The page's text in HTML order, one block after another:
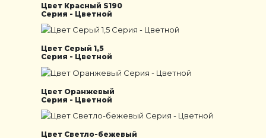
Цвет Красный S190
Серия - Цветной
Цвет Серый 1,5
Серия - Цветной
Цвет Оранжевый
Серия - Цветной
Цвет Светло-бежевый